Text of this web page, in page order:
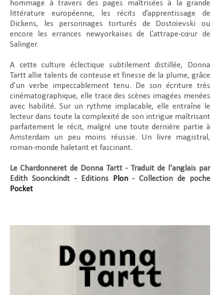
hommage à travers des pages maîtrisées à la grande
littérature européenne, les récits d’apprentissage de
Dickens, les personnages torturés de Dostoïevski ou
encore les errances newyorkaises de
L’attrape-cœur de
Salinger.
A cette culture éclectique subtilement distillée, Donna
Tartt allie talents de conteuse et finesse de la plume, grâce
d’un verbe impeccablement tenu. De son écriture très
cinématographique, elle trace des scènes imagées menées
avec habilité. Sur un rythme implacable, elle entraîne le
lecteur dans toute la complexité de son intrigue maîtrisant
parfaitement le récit, malgré une toute dernière partie à
Amsterdam un peu moins réussie. Un livre magistral,
roman-monde haletant et fascinant.
Le Chardonneret de Donna Tartt - Traduit de l'anglais par
Edith Soonckindt - Editions
Plon- Collection de poche
Pocket